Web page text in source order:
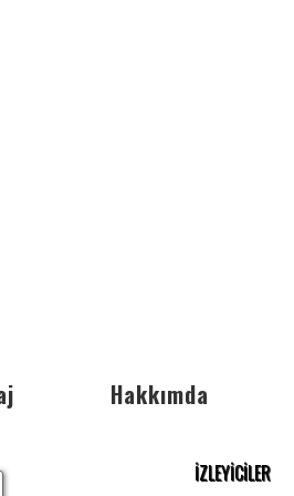
Hakkımda
İZLEYİCİLER